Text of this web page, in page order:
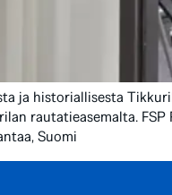
ja historiallisesta
rautatieasemalta.
Suomi